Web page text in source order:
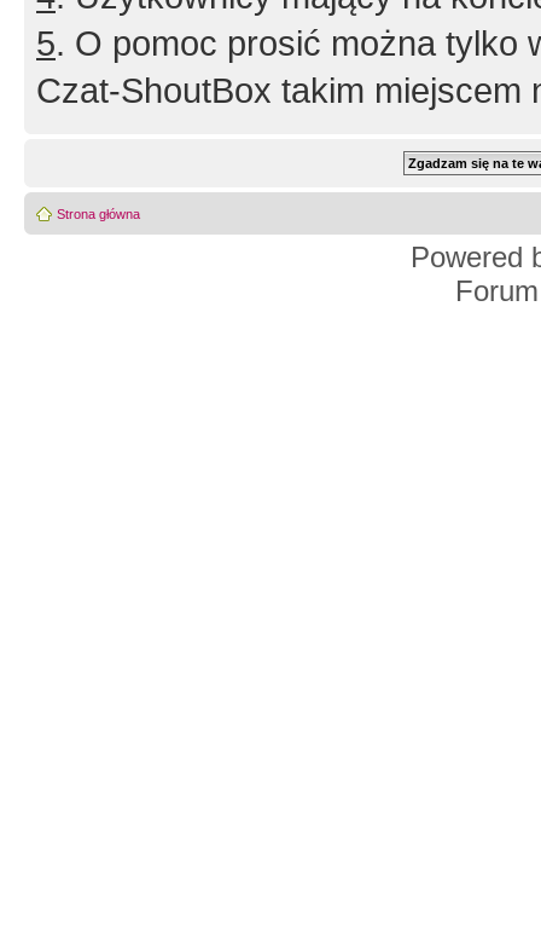
5. O pomoc prosić można tylko
Czat-ShoutBox takim miejscem
Strona główna
Powered